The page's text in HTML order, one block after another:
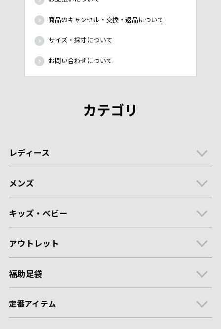
商品のキャンセル・交換・返品について
サイズ・採寸について
お問い合わせについて
カテゴリ
レディース
メンズ
キッズ・ベビー
アウトレット
福助足袋
定番アイテム